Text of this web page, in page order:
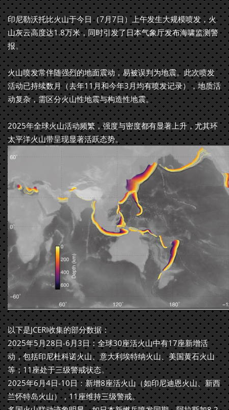
印尼勒沃托比火山于今日（7月7日）上午发生大规模喷发，火
山灰云高度达1.8万米，同时引发了日本气象厅发布海啸监测警
报。
火山喷发常伴随强烈的地面震动，易被误判为地震。此次喷发
活动已持续数月（去年11月和今年3月均有喷发记录），地质活
动复杂，需区分火山性地震与构造性地震。
2025年全球火山活动频繁，强度与密度都有显著上升，尤其环
太平洋火山带呈现显著活跃态势。
以下是JCERI收集的部分数据：
2025年5月28日-6月3日‌：全球30座活火山中有17座新增活
动，包括印尼杜科诺火山、意大利埃特纳火山、美国黄石火山
等；11座处于三级警戒状态。
2025年6月4日-10日‌：新增8座活火山（如印尼迪恩火山、新西
兰怀特岛火山），11座维持三级警戒。